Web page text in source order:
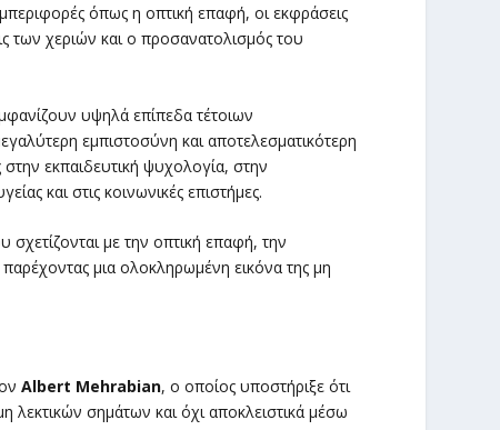
όπως η οπτική επαφή, οι εκφράσεις
των χεριών και ο προσανατολισμός του
υψηλά επίπεδα τέτοιων
εμπιστοσύνη και αποτελεσματικότερη
εκπαιδευτική ψυχολογία, στην
και στις κοινωνικές επιστήμες.
με την οπτική επαφή, την
μια ολοκληρωμένη εικόνα της μη
Albert Mehrabian, ο οποίος υποστήριξε ότι
λεκτικών σημάτων και όχι αποκλειστικά μέσω